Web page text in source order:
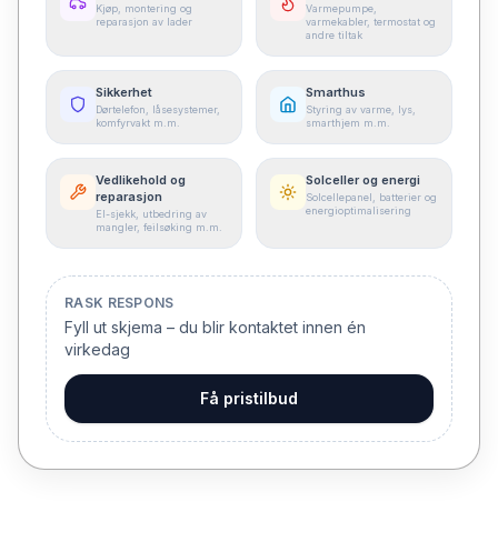
Kjøp, montering og
reparasjon av lader
Varmepumpe,
varmekabler, termostat og
andre tiltak
Sikkerhet
Dørtelefon, låsesystemer,
komfyrvakt m.m.
Smarthus
Styring av varme, lys,
smarthjem m.m.
Vedlikehold og
reparasjon
El-sjekk, utbedring av
mangler, feilsøking m.m.
Solceller og energi
Solcellepanel, batterier og
energioptimalisering
RASK RESPONS
Fyll ut skjema – du blir kontaktet innen én
virkedag
Få pristilbud